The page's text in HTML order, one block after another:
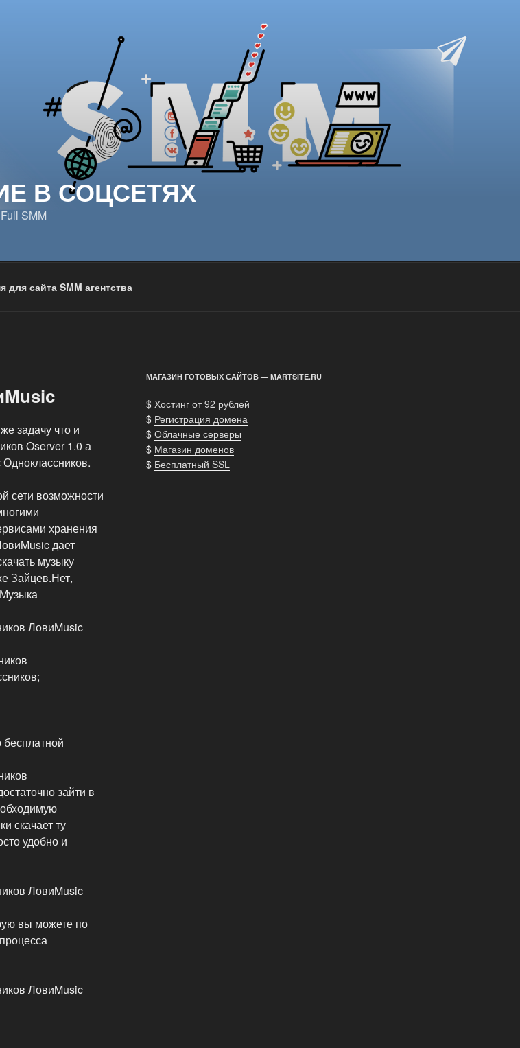
В СОЦСЕТЯХ
SMM
для сайта SMM агентства
задачу что и
Oserver 1.0 а
Одноклассников.
сети возможности
хранения
дает
музыку
Зайцев.Нет,
ЛовиMusic
зайти в
скачает ту
удобно и
ЛовиMusic
вы можете по
ЛовиMusic
МАГАЗИН ГОТОВЫХ САЙТОВ — MARTSITE.RU
$ Хостинг от 92 рублей
$ Регистрация домена
$ Облачные серверы
$ Магазин доменов
$ Бесплатный SSL